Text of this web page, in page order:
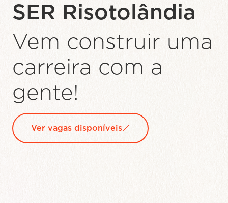
alimentação de
qualidade para
mais de550.000
brasileiros
os dias